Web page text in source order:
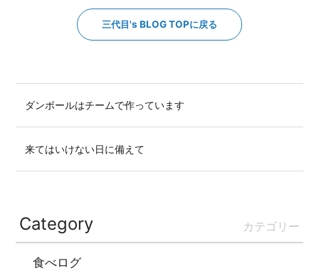
三代目's BLOG TOPに戻る
ダンボールはチームで作っています
来てはいけない日に備えて
Category カテゴリー
食べログ